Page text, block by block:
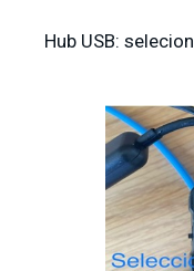
Hub USB: